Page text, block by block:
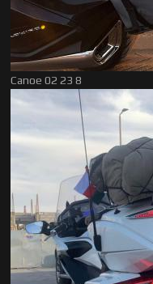
Canoe 02 23 8